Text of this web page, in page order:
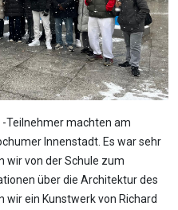
Teilnehmer machten am
Innenstadt. Es war sehr
wir von der Schule zum
über die Architektur des
wir ein Kunstwerk von Richard